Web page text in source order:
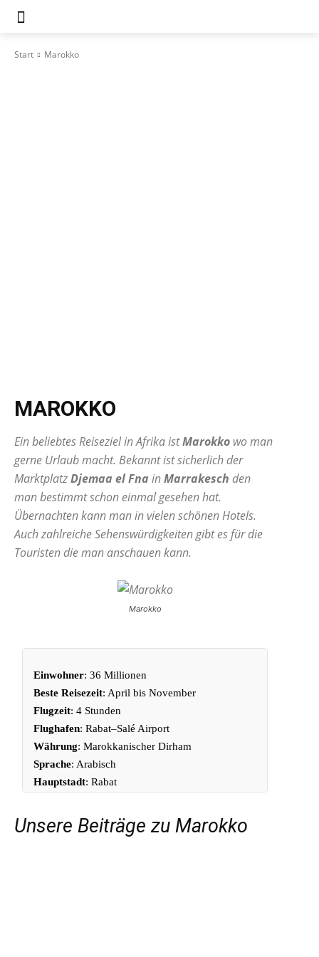
Start Marokko
MAROKKO
Ein beliebtes Reiseziel in Afrika istMarokko wo man
gerne Urlaub macht. Bekannt ist sicherlich der
MarktplatzDjemaa el Fna inMarrakesch den
man bestimmt schon einmal gesehen hat.
Übernachten kann man in vielen schönen Hotels.
Auch zahlreiche Sehenswürdigkeiten gibt es für die
Touristen die man anschauen kann.
Marokko
Einwohner: 36 Millionen
Beste Reisezeit: April bis November
Flugzeit: 4 Stunden
Flughafen: Rabat–Salé Airport
Währung: Marokkanischer Dirham
Sprache: Arabisch
Hauptstadt: Rabat
Unsere Beiträge zu Marokko